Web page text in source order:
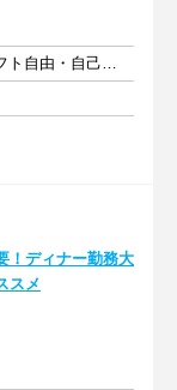
週2日以上 1日3時間以上 シフト自由・自己申告
！ディナー勤務大
スメ